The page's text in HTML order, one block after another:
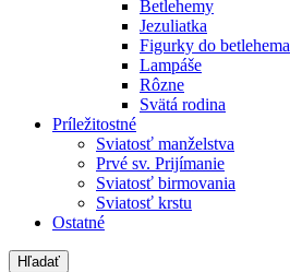
Betlehemy
Jezuliatka
Figurky do betlehema
Lampáše
Rôzne
Svätá rodina
Príležitostné
Sviatosť manželstva
Prvé sv. Prijímanie
Sviatosť birmovania
Sviatosť krstu
Ostatné
Hľadať